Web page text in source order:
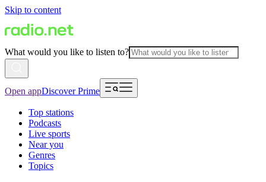
Skip to content
What would you like to listen to?
Open appDiscover Prime
Top stations
Podcasts
Live sports
Near you
Genres
Topics